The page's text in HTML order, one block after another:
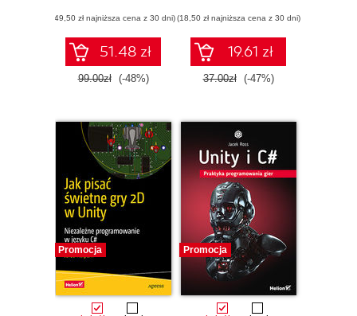
sprawia radość.
Wydanie VII
(49,50 zł najniższa cena z 30 dni)
51.48 zł
99.00zł (-48%)
(18,50 zł najniższa cena z 30 dni)
19.61 zł
37.00zł (-47%)
Promocja Promocja